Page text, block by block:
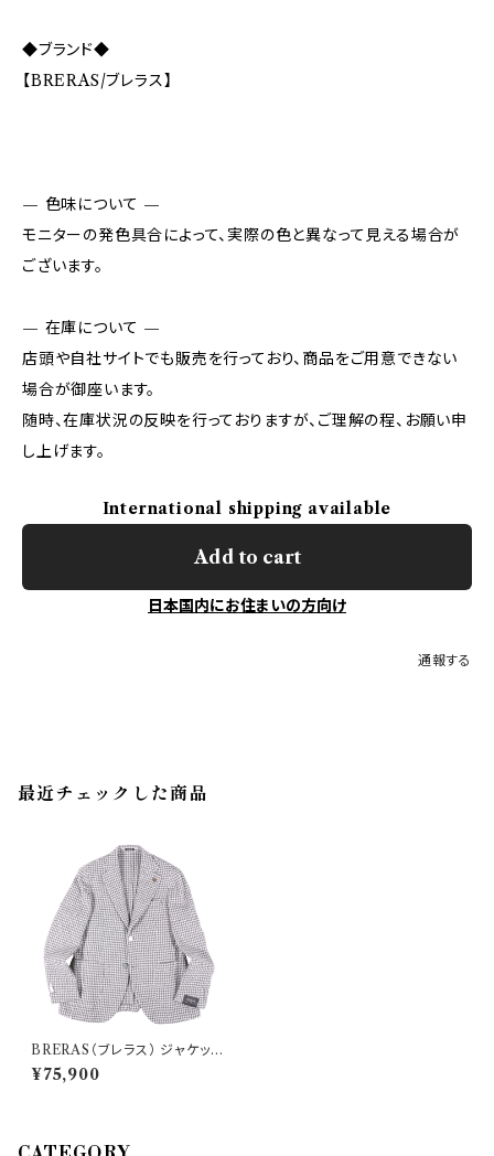
◆ブランド◆
【BRERAS/ブレラス】
— 色味について —
モニターの発色具合によって、実際の色と異なって見える場合が
ございます。
— 在庫について —
店頭や自社サイトでも販売を行っており、商品をご用意できない
場合が御座います。
随時、在庫状況の反映を行っておりますが、ご理解の程、お願い申
し上げます。
International shipping available
Add to cart
日本国内にお住まいの方向け
通報する
最近チェックした商品
BRERAS（ブレラス） ジャケット
VENEZIATG55 34726
¥75,900